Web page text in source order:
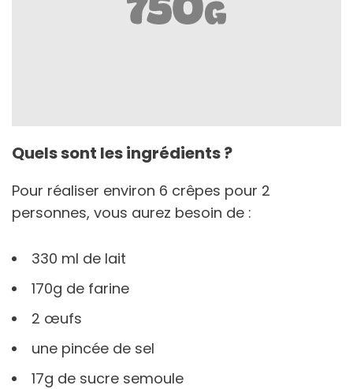
Quels sont les ingrédients ?
Pour réaliser environ 6 crêpes pour 2
personnes, vous aurez besoin de :
330 ml de lait
170g de farine
2 œufs
une pincée de sel
17g de sucre semoule